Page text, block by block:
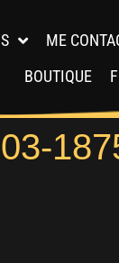
ME
BOUTIQUE